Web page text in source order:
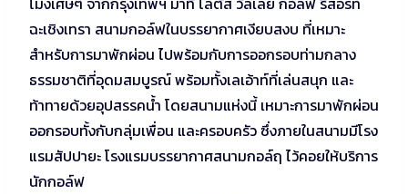
ฉะเชิงเทรา สนามกอล์ฟในบรรยากาศเงียบสงบ ที่เหมาะ
สำหรับการมาพักผ่อน ไปพร้อมกับการออกรอบท่ามกลาง
ธรรมชาติที่อุดมสมบูรณ์ พร้อมทั้งเลเอ้าท์ที่เล่นสนุก และ
ท้าทายด้วยอุปสรรคน้ำ โดยสนามแห่งนี้ เหมาะการมาพักผ่อน
ออกรอบทั้งกับกลุ่มเพื่อน และครอบครัว ซึ่งภายในสนามมีโรง
แรมสัปปายะ โรงแรมบรรยากาศสนามกอล์ฤ ไว้คอยให้บริการ
นักกอล์ฟ